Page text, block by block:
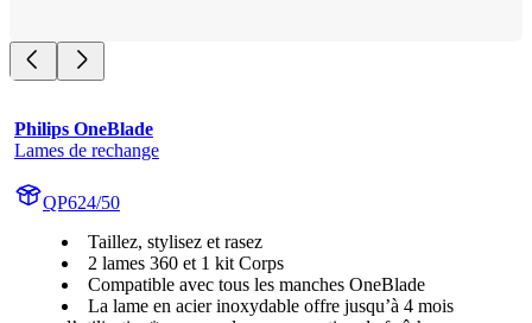
Philips OneBlade
Lames de rechange
QP624/50
Taillez, stylisez et rasez
2 lames 360 et 1 kit Corps
Compatible avec tous les manches OneBlade
La lame en acier inoxydable offre jusqu’à 4 mois